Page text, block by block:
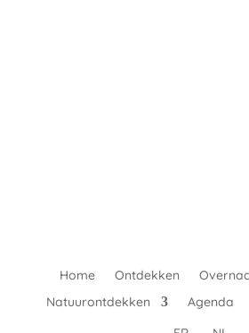
Home Ontdekken
Natuurontdekken
Agenda